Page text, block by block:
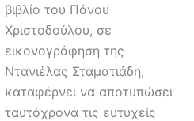
βιβλίο του Πάνου
Χριστοδούλου, σε
εικονογράφηση της
Ντανιέλας Σταματιάδη,
καταφέρνει να αποτυπώσει
ταυτόχρονα τις ευτυχείς